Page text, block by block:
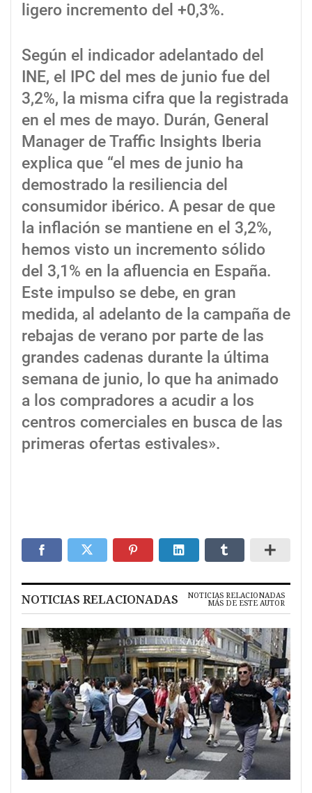
ligero incremento del +0,3%.
Según el indicador adelantado del
INE, el IPC del mes de junio fue del
3,2%, la misma cifra que la registrada
en el mes de mayo. Durán, General
Manager de Traffic Insights Iberia
explica que “el mes de junio ha
demostrado la resiliencia del
consumidor ibérico. A pesar de que
la inflación se mantiene en el 3,2%,
hemos visto un incremento sólido
del 3,1% en la afluencia en España.
Este impulso se debe, en gran
medida, al adelanto de la campaña de
rebajas de verano por parte de las
grandes cadenas durante la última
semana de junio, lo que ha animado
a los compradores a acudir a los
centros comerciales en busca de las
primeras ofertas estivales».
NOTICIAS RELACIONADAS NOTICIAS RELACIONADAS
MÁS DE ESTE AUTOR